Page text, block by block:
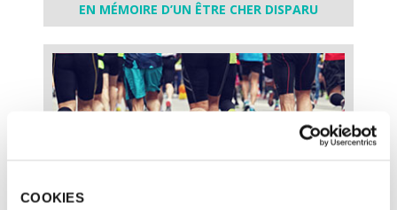
COOKIES
EN MÉMOIRE D’UN ÊTRE CHER DISPARU